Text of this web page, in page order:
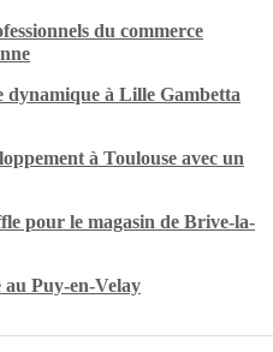
du commerce
à Lille Gambetta
à Toulouse avec un
pour le magasin de Brive-la-
au Puy-en-Velay